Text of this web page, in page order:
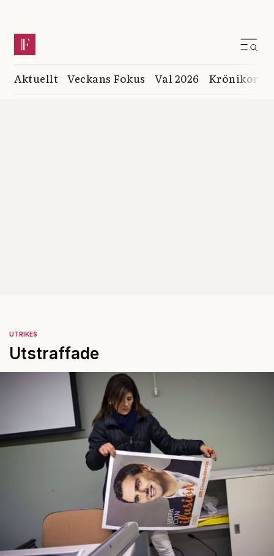
Aktuellt Veckans Fokus Val 2026 Krönikor
UTRIKES
Utstraffade